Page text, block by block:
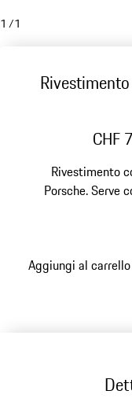
1 /1
CHF
Rivestimento
Porsche. Serve
Aggiungi al carrello